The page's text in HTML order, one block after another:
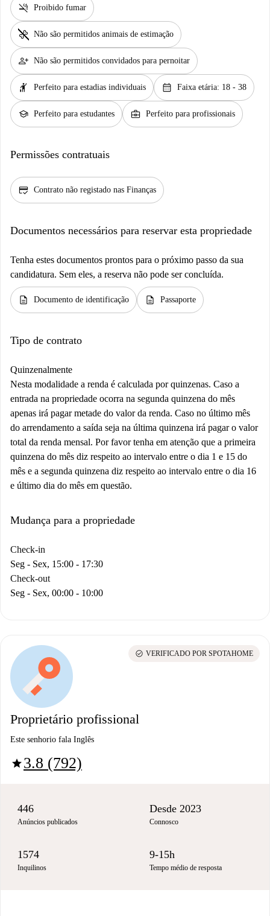
smoke_free Proibido fumar
pet_supplies Não são permitidos animais de estimação
person_add Não são permitidos convidados para pernoitar
hail Perfeito para estadias individuais calendar_month Faixa etária: 18 - 38
school Perfeito para estudantes business_center Perfeito para profissionais
Permissões contratuais
credit_score Contrato não registado nas Finanças
Documentos necessários para reservar esta propriedade
Tenha estes documentos prontos para o próximo passo da sua
candidatura. Sem eles, a reserva não pode ser concluída.
description Documento de identificação description Passaporte
Tipo de contrato
Quinzenalmente
Nesta modalidade a renda é calculada por quinzenas. Caso a
entrada na propriedade ocorra na segunda quinzena do mês
apenas irá pagar metade do valor da renda. Caso no último mês
do arrendamento a saída seja na última quinzena irá pagar o valor
total da renda mensal. Por favor tenha em atenção que a primeira
quinzena do mês diz respeito ao intervalo entre o dia 1 e 15 do
mês e a segunda quinzena diz respeito ao intervalo entre o dia 16
e último dia do mês em questão.
Mudança para a propriedade
Check-in
Seg - Sex, 15:00 - 17:30
Check-out
Seg - Sex, 00:00 - 10:00
Proprietário profissional
Este senhorio fala Inglês
star3.8 (792)
check_circle VERIFICADO POR SPOTAHOME
446
Anúncios publicados
Desde 2023
Connosco
1574
Inquilinos
9-15h
Tempo médio de resposta